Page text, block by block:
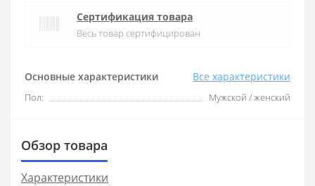
Основные характеристики Все характеристики
Пол: Мужской / женский
Сертификация товара
Весь товар сертифицирован
Обзор товара
Характеристики